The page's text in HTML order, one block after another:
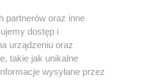
partnerów oraz inne
dostęp i
urządzeniu oraz
takie jak unikalne
wysyłane przez